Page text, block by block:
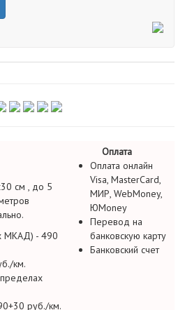
Оплата
см , до 5
МКАД) - 490
км.
руб./км.
Оплата онлайн
Visa, MasterCard,
МИР, WebMoney,
ЮMoney
Перевод на
банковскую карту
Банковский счет